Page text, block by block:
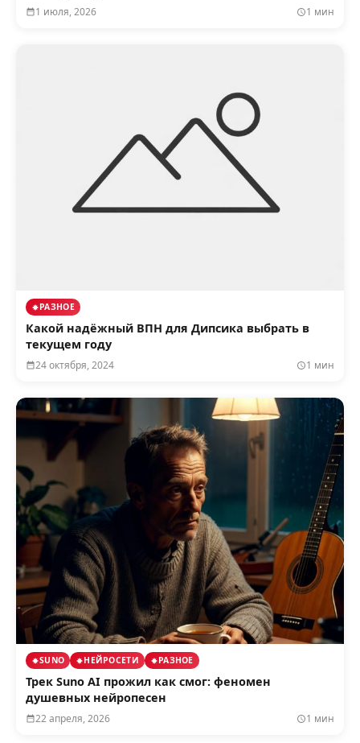
1 июля, 2026 1 мин
РАЗНОЕ
Какой надёжный ВПН для Дипсика выбрать в
текущем году
24 октября, 2024 1 мин
SUNO НЕЙРОСЕТИ РАЗНОЕ
Трек Suno AI прожил как смог: феномен
душевных нейропесен
22 апреля, 2026 1 мин